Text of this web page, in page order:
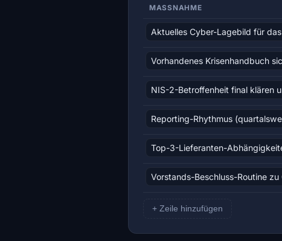
MASSNAHME
+ Zeile hinzufügen